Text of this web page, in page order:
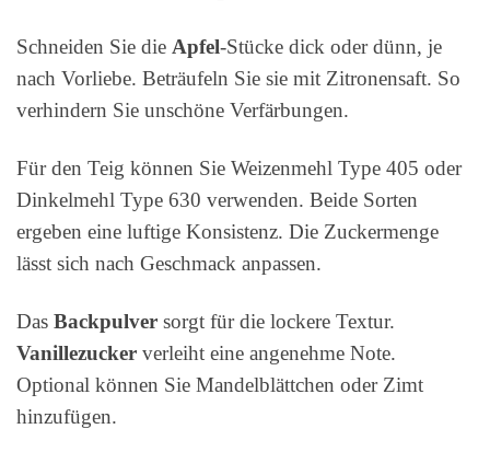
Schneiden Sie die Apfel-Stücke dick oder dünn, je
nach Vorliebe. Beträufeln Sie sie mit Zitronensaft. So
verhindern Sie unschöne Verfärbungen.
Für den Teig können Sie Weizenmehl Type 405 oder
Dinkelmehl Type 630 verwenden. Beide Sorten
ergeben eine luftige Konsistenz. Die Zuckermenge
lässt sich nach Geschmack anpassen.
Das Backpulver sorgt für die lockere Textur.
Vanillezucker verleiht eine angenehme Note.
Optional können Sie Mandelblättchen oder Zimt
hinzufügen.